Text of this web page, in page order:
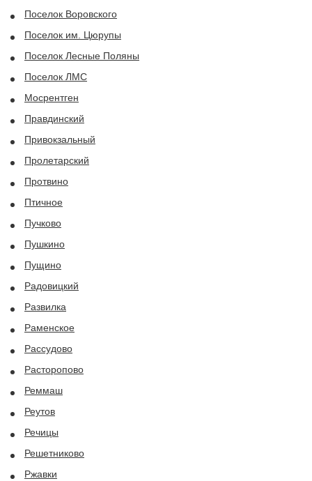
Поселок Воровского
Поселок им. Цюрупы
Поселок Лесные Поляны
Поселок ЛМС
Мосрентген
Правдинский
Привокзальный
Пролетарский
Протвино
Птичное
Пучково
Пушкино
Пущино
Радовицкий
Развилка
Раменское
Рассудово
Расторопово
Реммаш
Реутов
Речицы
Решетниково
Ржавки